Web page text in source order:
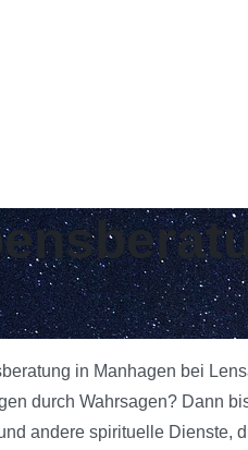
in Manhagen bei
durch Wahrsagen? Dann
andere spirituelle